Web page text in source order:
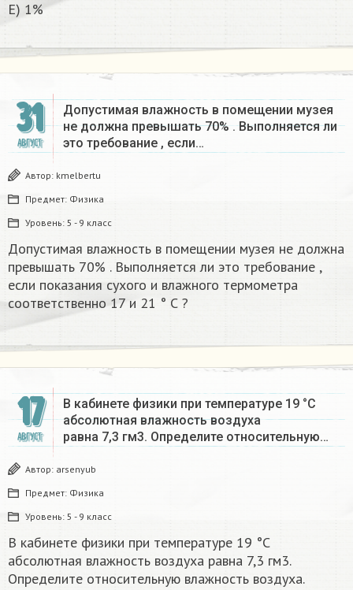
E) 1%
31
АВГУСТ
Допустимая влажность в помещении музея
не должна превышать 70% . Выполняется ли
это требование , если…
Автор: kmelbertu
Предмет: Физика
Уровень: 5 - 9 класс
Допустимая влажность в помещении музея не должна
превышать 70% . Выполняется ли это требование ,
если показания сухого и влажного термометра
соответственно 17 и 21 ° С ?
17
АВГУСТ
В кабинете физики при температуре 19 °С
абсолютная влажность воздуха
равна 7,3 гм3. Определите относительную…
Автор: arsenyub
Предмет: Физика
Уровень: 5 - 9 класс
В кабинете физики при температуре 19 °С
абсолютная влажность воздуха равна 7,3 гм3.
Определите относительную влажность воздуха.